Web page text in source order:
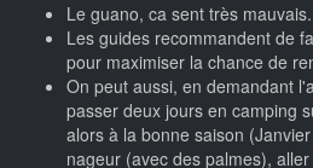
Le guano, ca sent très mauvais.
Les guides recommandent de
pour maximiser la chance de
On peut aussi, en demandant
passer deux jours en camping
alors à la bonne saison
nageur (avec des palmes),